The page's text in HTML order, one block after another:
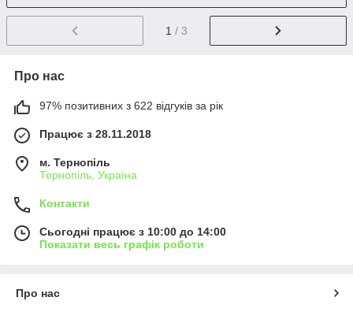
1 / 3
Про нас
97% позитивних з 622 відгуків за рік
Працює з 28.11.2018
м. Тернопіль
Тернопіль, Україна
Контакти
Сьогодні працює з 10:00 до 14:00
Показати весь графік роботи
Про нас